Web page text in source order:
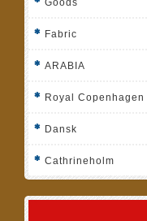
Fabric
ARABIA
Royal Copenhagen
Dansk
Cathrineholm